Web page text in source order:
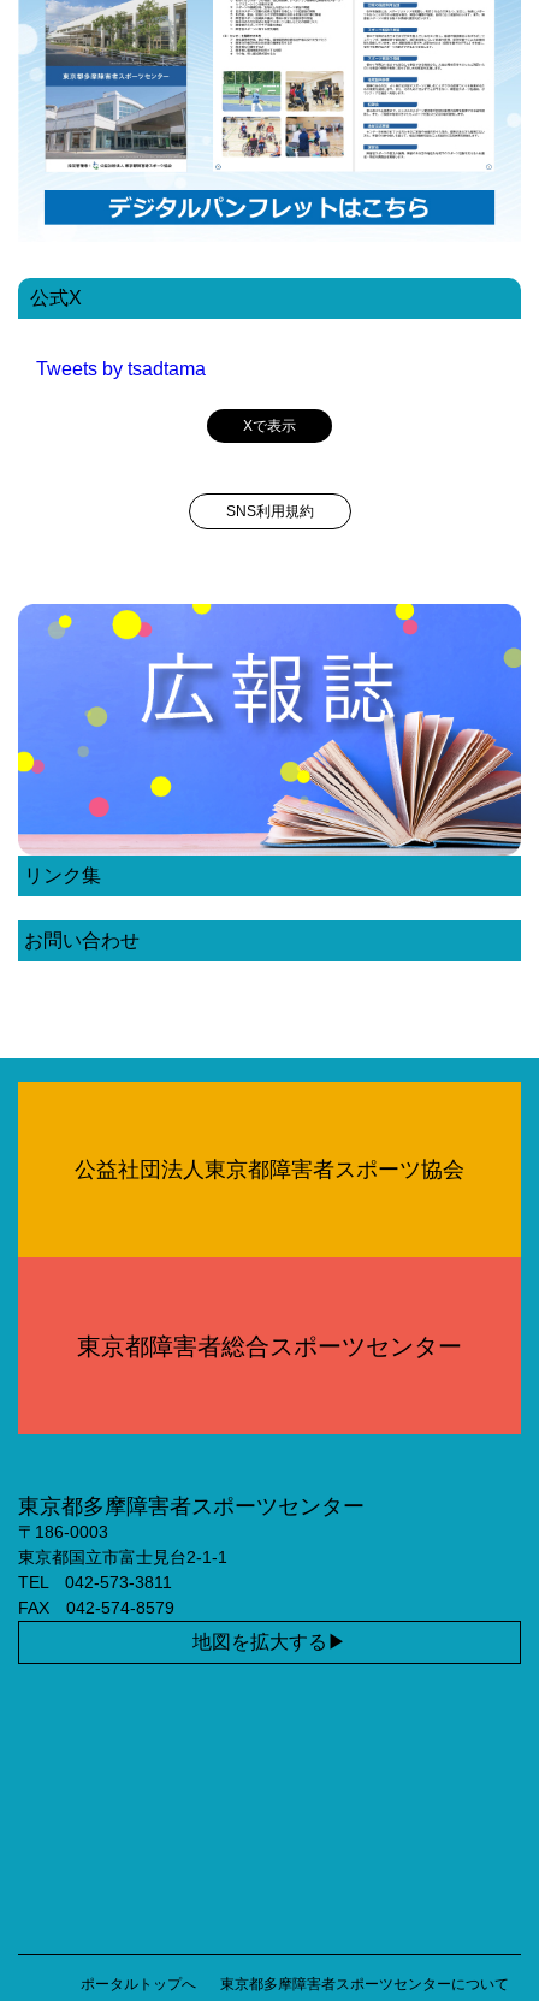
公式X
Tweets by tsadtama
Xで表示
SNS利用規約
リンク集
お問い合わせ
公益社団法人東京都障害者スポーツ協会
東京都障害者総合スポーツセンター
東京都多摩障害者スポーツセンター
〒186-0003
東京都国立市富士見台2-1-1
TEL 042-573-3811
FAX 042-574-8579
地図を拡大する
ポータルトップへ 東京都多摩障害者スポーツセンターについて